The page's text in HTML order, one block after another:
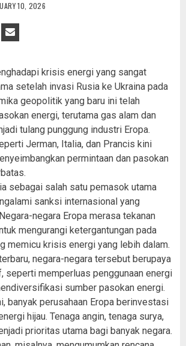
10, 2026
krisis energi yang sangat
setelah invasi Rusia ke Ukraina pada
geopolitik yang baru ini telah
energi, terutama gas alam dan
tulang punggung industri Eropa.
Jerman, Italia, dan Prancis kini
permintaan dan pasokan
sebagai salah satu pemasok utama
sanksi internasional yang
negara Eropa merasa tekanan
mengurangi ketergantungan pada
memicu krisis energi yang lebih dalam.
negara-negara tersebut berupaya
seperti memperluas penggunaan energi
sumber pasokan energi.
banyak perusahaan Eropa berinvestasi
hijau. Tenaga angin, tenaga surya,
prioritas utama bagi banyak negara.